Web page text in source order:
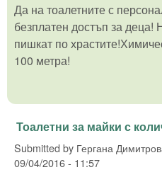
Да на тоалетните с
безплатен достъп за
пишкат по
100 метра!
Тоалетни за майки с
Submitted by Гергана
09/04/2016 - 11:57